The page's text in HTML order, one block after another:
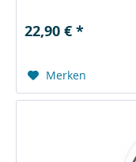
22,90 € *
Merken